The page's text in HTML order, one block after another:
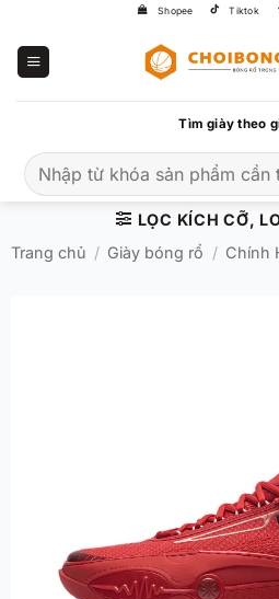
Shopee Tiktok
Tìm giày theo
kiếm:
LỌC KÍCH CỠ,
Trang chủ / Giày bóng rổ / Chính